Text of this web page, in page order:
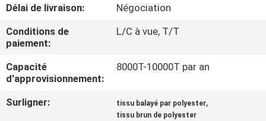
CONTRÔLE
DE
QUALITÉ
CONTACTEZ-
NOUS
Délai de livraison:
Négociation
Conditions de
paiement:
L/C à vue, T/T
Capacité
d'approvisionnement:
8000T-10000T par an
Surligner: tissu balayé par polyester,
tissu brun de polyester